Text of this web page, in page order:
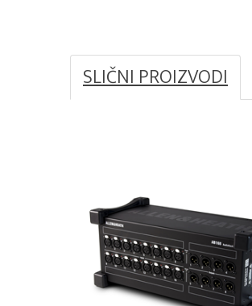
SLIČNI PROIZVODI